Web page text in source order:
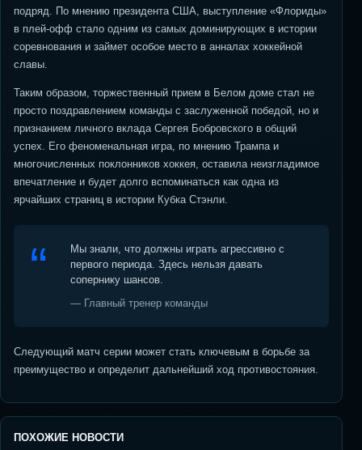
подряд. По мнению президента США, выступление «Флориды»
в плей-офф стало одним из самых доминирующих в истории
соревнования и займет особое место в анналах хоккейной
славы.
Таким образом, торжественный прием в Белом доме стал не
просто поздравлением команды с заслуженной победой, но и
признанием личного вклада Сергея Бобровского в общий
успех. Его феноменальная игра, по мнению Трампа и
многочисленных поклонников хоккея, оставила неизгладимое
впечатление и будет долго вспоминаться как одна из
ярчайших страниц в истории Кубка Стэнли.
Мы знали, что должны играть агрессивно с
первого периода. Здесь нельзя давать
сопернику шансов.
— Главный тренер команды
Следующий матч серии может стать ключевым в борьбе за
преимущество и определит дальнейший ход противостояния.
ПОХОЖИЕ НОВОСТИ